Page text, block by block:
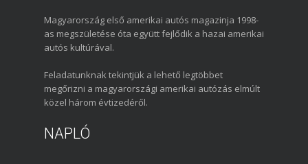
Magyarország első amerikai autós magazinja 1998-
as megszületése óta együtt fejlődik a hazai amerikai
autós kultúrával.
Feladatunknak tekintjük a lehető legtöbbet
megőrizni a magyarországi amerikai autózás elmúlt
közel három évtizedéről.
NAPLÓ